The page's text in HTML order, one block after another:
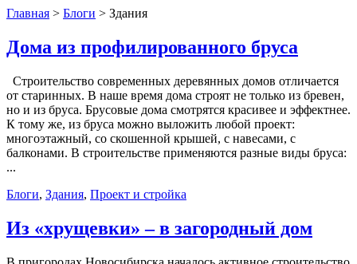
Главная > Блоги > Здания
Дома из профилированного бруса
Строительство современных деревянных домов отличается
от старинных. В наше время дома строят не только из бревен,
но и из бруса. Брусовые дома смотрятся красивее и эффектнее.
К тому же, из бруса можно выложить любой проект:
многоэтажный, со скошенной крышей, с навесами, с
балконами. В строительстве применяются разные виды бруса:
...
Блоги, Здания, Проект и стройка
Из «хрущевки» – в загородный дом